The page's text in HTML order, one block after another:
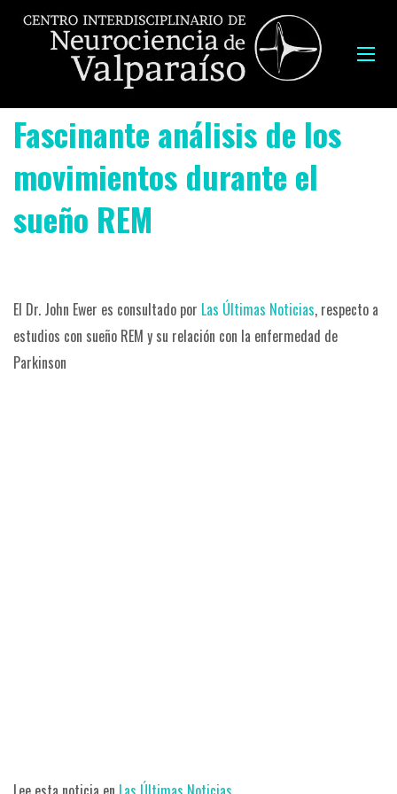
Fascinante análisis de los
movimientos durante el
sueño REM
El Dr. John Ewer es consultado por Las Últimas Noticias, respecto a
estudios con sueño REM y su relación con la enfermedad de
Parkinson